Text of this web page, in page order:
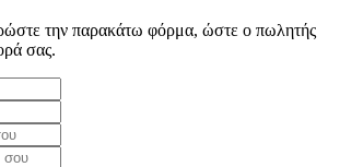
την παρακάτω φόρμα, ώστε ο πωλητής
σας.